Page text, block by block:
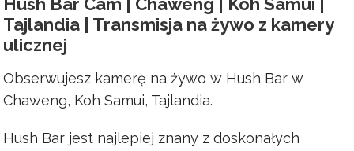
Tajlandia | Transmisja na żywo z kamery
ulicznej
Obserwujesz kamerę na żywo w Hush Bar w
Chaweng, Koh Samui, Tajlandia.
Hush Bar jest najlepiej znany z doskonałych